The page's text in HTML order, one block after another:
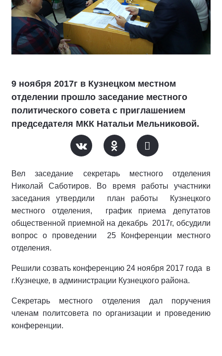
9 ноября 2017г в Кузнецком местном
отделении прошло заседание местного
политического совета с приглашением
председателя МКК Натальи Мельниковой.
Вел заседание секретарь местного отделения
Николай Саботиров. Во время работы участники
заседания утвердили план работы Кузнецкого
местного отделения, график приема депутатов
общественной приемной на декабрь 2017г, обсудили
вопрос о проведении 25 Конференции местного
отделения.
Решили созвать конференцию 24 ноября 2017 года в
г.Кузнецке, в администрации Кузнецкого района.
Секретарь местного отделения дал поручения
членам политсовета по организации и проведению
конференции.